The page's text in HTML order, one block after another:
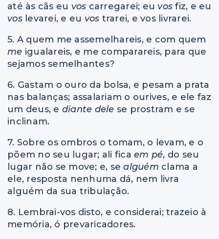
até às cãs eu vos carregarei; eu vosfiz, e eu
vos levarei, e eu vos trarei, e vos livrarei.
5. A quem me assemelhareis, e com quem
me igualareis, e me comparareis, para que
sejamos semelhantes?
6. Gastam o ouro da bolsa, e pesam a prata
nas balanças; assalariam o ourives, e ele faz
um deus, e diante dele se prostram e se
inclinam.
7. Sobre os ombros o tomam, o levam, e o
põem no seu lugar; ali fica em pé, do seu
lugar não se move; e, sealguém clama a
ele, resposta nenhuma dá, nem livra
alguém da sua tribulação.
8. Lembrai-vos disto, e considerai; trazeio à
memória, ó prevaricadores.